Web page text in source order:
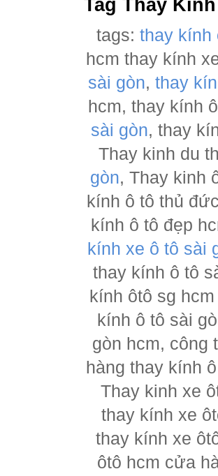
Tag Thay
tags:thay kính
hcm thay kính
sài gòn,thay
hcm, thay kính
sài gòn, thay
Thay kinh du
gòn, Thay kinh
kính ô tô thủ
kính ô tô đẹp
kính xe ô tô sài
thay kính ô tô
kính ôtô sg
kính ô tô sài
gòn hcm, công
hàng thay kính
Thay kinh xe
thay kính xe
thay kính xe
ôtô hcm cửa